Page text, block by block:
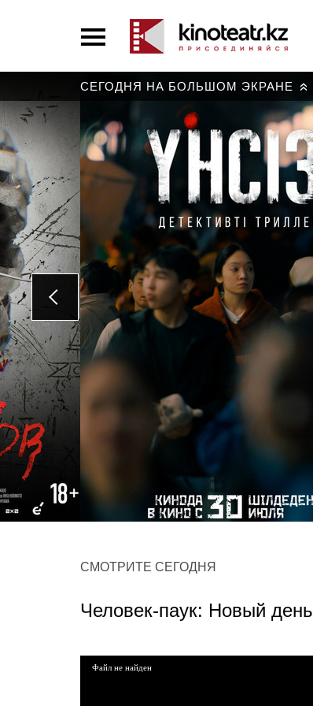
СЕГОДНЯ НА БОЛЬШОМ ЭКРАНЕ »
СМОТРИТЕ СЕГОДНЯ
Человек-паук: Новый день
Файл не найден